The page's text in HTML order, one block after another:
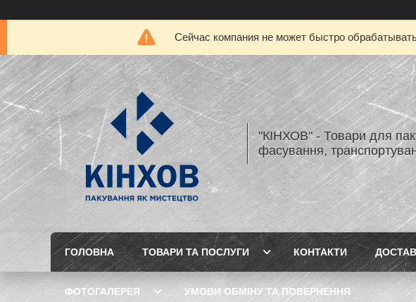
Сейчас компания не может быстро
"КІНХОВ" - Товари для
фасування,
ГОЛОВНА ТОВАРИ ТА ПОСЛУГИ КОНТАКТИ
ФОТОГАЛЕРЕЯ УМОВИ ОБМІНУ ТА ПОВЕРНЕННЯ